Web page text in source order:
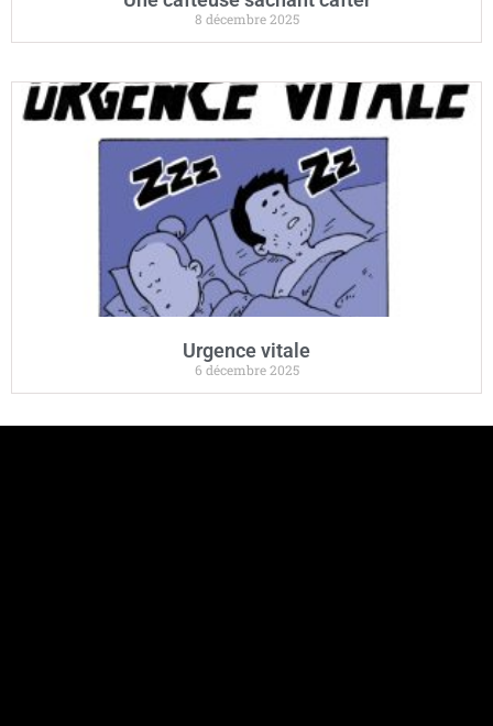
8 décembre 2025
Urgence vitale
6 décembre 2025